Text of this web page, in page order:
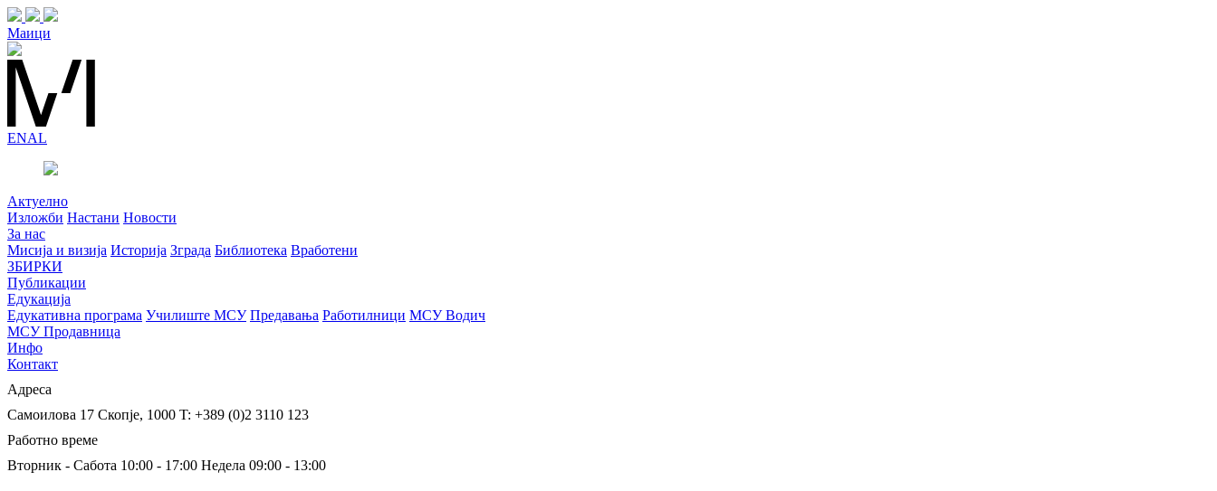
Маици
ENAL
Актуелно
Изложби Настани Новости
За нас
Мисија и визија Историја Зграда Библиотека Вработени
ЗБИРКИ
Публикации
Едукација
Едукативна програма Училиште МСУ Предавања Работилници МСУ Водич
МСУ Продавница
Инфо
Контакт
Адреса
Самоилова 17 Скопје, 1000 T: +389 (0)2 3110 123
Работно време
Вторник - Сабота 10:00 - 17:00 Недела 09:00 - 13:00